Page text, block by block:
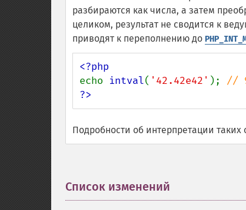
разбираются как числа, а затем
целиком, результат не сводится к
приводят к переполнению до
echo intval( '42.42e42' );
?>
Подробности об интерпретации таких
Список изменений